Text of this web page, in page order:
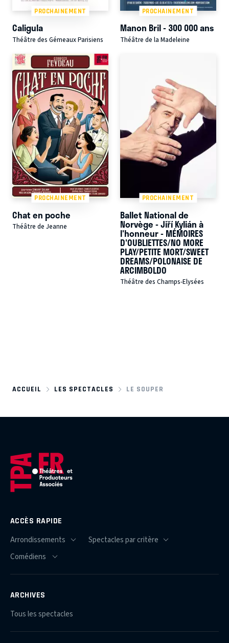
PROCHAINEMENT
Caligula
Théâtre des Gémeaux Parisiens
PROCHAINEMENT
Manon Bril - 300 000 ans
Théâtre de la Madeleine
PROCHAINEMENT
Chat en poche
Théâtre de Jeanne
PROCHAINEMENT
Ballet National de
Norvège - Jiří Kylián à
l'honneur - MÉMOIRES
D'OUBLIETTES/NO MORE
PLAY/PETITE MORT/SWEET
DREAMS/POLONAISE DE
ARCIMBOLDO
Théâtre des Champs-Elysées
ACCUEIL LES SPECTACLES LE SOUPER
ACCÈS RAPIDE
ARCHIVES
Tous les spectacles